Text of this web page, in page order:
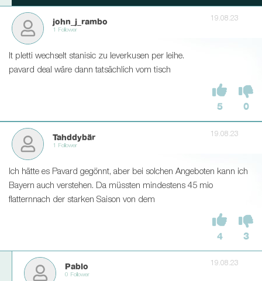
john_j_rambo
1 Follower
19.08.23
lt pletti wechselt stanisic zu leverkusen per leihe.
pavard deal wäre dann tatsächlich vom tisch
5 0
Tahddybär
1 Follower
19.08.23
Ich hätte es Pavard gegönnt, aber bei solchen Angeboten kann ich
Bayern auch verstehen. Da müssten mindestens 45 mio
flatternnach der starken Saison von dem
4 3
Pablo
0 Follower
19.08.23